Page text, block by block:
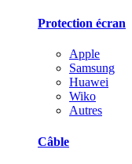
Protection écran
Apple
Samsung
Huawei
Wiko
Autres
Câble